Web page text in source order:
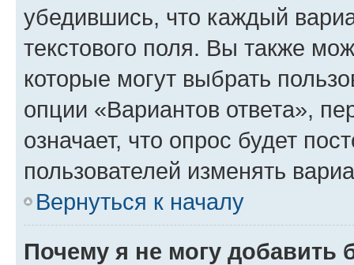
убедившись, что каждый
текстового поля. Вы также
которые могут выбрать
опции «Вариантов ответа»,
означает, что опрос будет
пользователей изменять
Вернуться к началу
Почему я не могу добавить